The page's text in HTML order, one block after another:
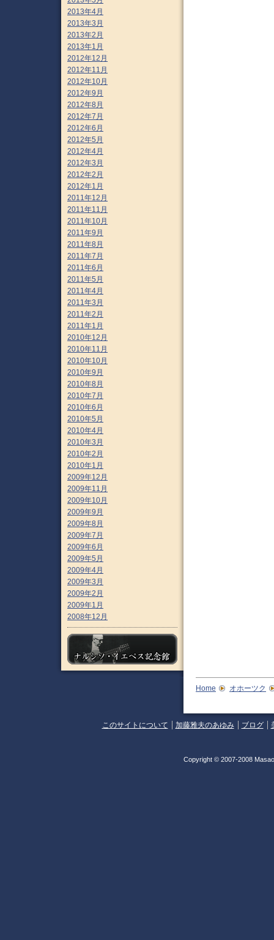
2013年4月
2013年3月
2013年2月
2013年1月
2012年12月
2012年11月
2012年10月
2012年9月
2012年8月
2012年7月
2012年6月
2012年5月
2012年4月
2012年3月
2012年2月
2012年1月
2011年12月
2011年11月
2011年10月
2011年9月
2011年8月
2011年7月
2011年6月
2011年5月
2011年4月
2011年3月
2011年2月
2011年1月
2010年12月
2010年11月
2010年10月
2010年9月
2010年8月
2010年7月
2010年6月
2010年5月
2010年4月
2010年3月
2010年2月
2010年1月
2009年12月
2009年11月
2009年10月
2009年9月
2009年8月
2009年7月
2009年6月
2009年5月
2009年4月
2009年3月
2009年2月
2009年1月
2008年12月
Home オホーツク
このサイトについて 加藤雅夫のあゆみ ブログ
Copyright © 2007-2008